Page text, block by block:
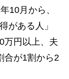
10月から、
がある人」
万円以上、夫
合が1割から2